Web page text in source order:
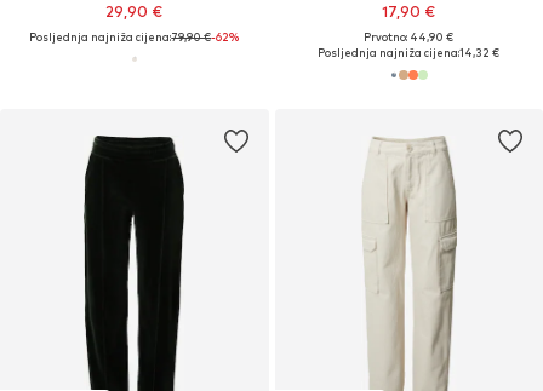
29,90 €
Posljednja najniža cijena:79,90 €-62%
17,90 €
Prvotno: 44,90 €
Posljednja najniža cijena:14,32 €